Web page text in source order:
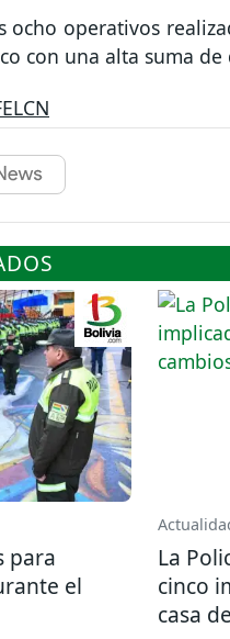
ocho operativos
con una alta suma de
para
el
La
cinco
casa